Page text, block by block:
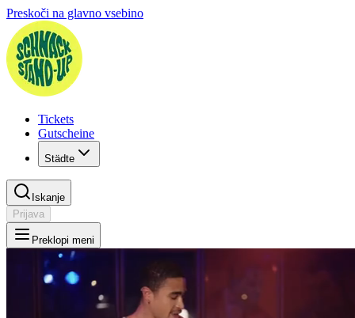
Preskoči na glavno vsebino
Tickets
Gutscheine
Städte
Iskanje
Prijava
Preklopi meni